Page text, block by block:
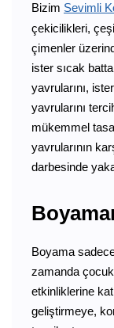
Bizim Sevimli
çekicilikleri,
çimenler
ister sıcak
yavrularını,
yavrularını
mükemmel
yavrularının
darbesinde
Boyama
zamanda
etkinliklerine
geliştirmeye,